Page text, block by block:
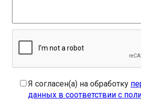
Я согласен(а) на обработку
данных в соответствии с